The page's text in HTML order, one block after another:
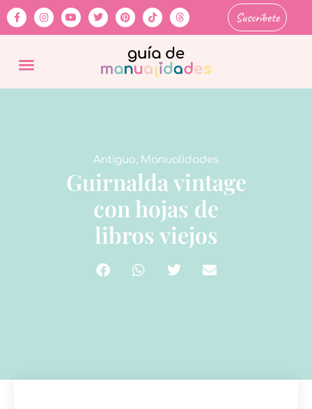
Suscríbete
Antiguo, Manualidades
Guirnalda vintage
con hojas de
libros viejos